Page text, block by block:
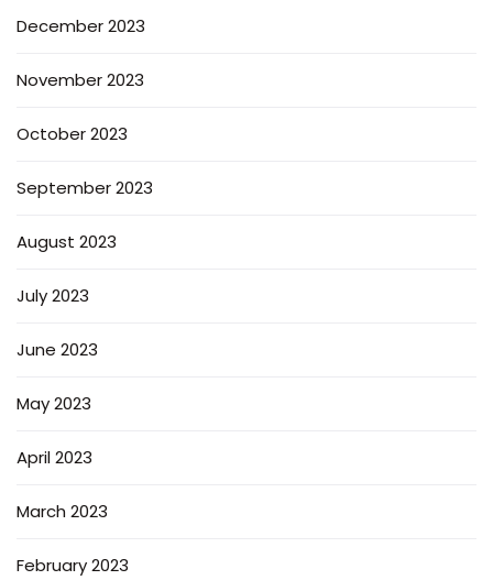
December 2023
November 2023
October 2023
September 2023
August 2023
July 2023
June 2023
May 2023
April 2023
March 2023
February 2023